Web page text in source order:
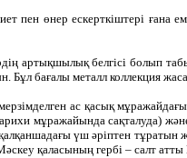
пен өнер ескерткіштері ғана
артықшылық белгісі болып
Бұл бағалы металл коллекция
ас қасық
мұражайында сақталуда)
үш әріптен тұратын
қаласының гербі – салт